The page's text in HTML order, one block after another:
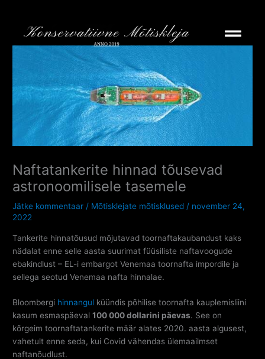
content
Naftatankerite hinnad tõusevad
astronoomilisele tasemele
Jätke kommentaar / Mõtisklejate mõtisklused / november 24,
2022
Tankerite hinnatõusud mõjutavad toornaftakaubandust kaks
nädalat enne selle aasta suurimat füüsiliste naftavoogude
ebakindlust – EL-i embargot Venemaa toornafta impordile ja
sellega seotud Venemaa nafta hinnalae.
Bloombergi hinnangul küündis põhilise toornafta kauplemisliini
kasum esmaspäeval100 000 dollarini päevas. See on
kõrgeim toornaftatankerite määr alates 2020. aasta algusest,
vahetult enne seda, kui Covid vähendas ülemaailmset
naftanõudlust.